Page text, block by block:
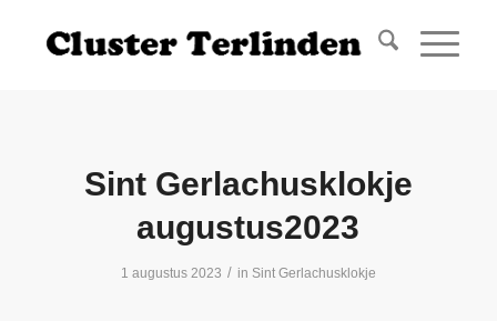
Sint Gerlachusklokje
augustus2023
1 augustus 2023 / in Sint Gerlachusklokje